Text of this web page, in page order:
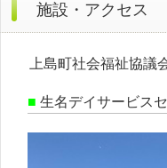
施設・アクセス
上島町社会福祉協議
■ 生名デイサービス